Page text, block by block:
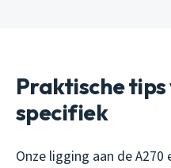
Praktische
specifiek
Onze ligging aan de